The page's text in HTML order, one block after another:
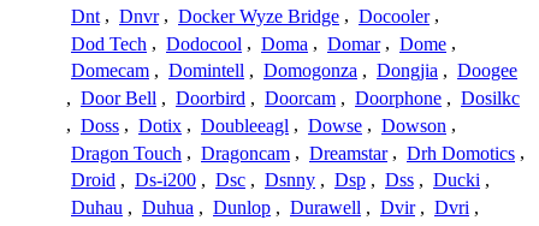
Dnt , Dnvr , Docker Wyze Bridge , Docooler ,
Dod Tech , Dodocool , Doma , Domar , Dome ,
Domecam , Domintell , Domogonza , Dongjia , Doogee
, Door Bell , Doorbird , Doorcam , Doorphone , Dosilkc
, Doss , Dotix , Doubleeagl , Dowse , Dowson ,
Dragon Touch , Dragoncam , Dreamstar , Drh Domotics ,
Droid , Ds-i200 , Dsc , Dsnny , Dsp , Dss , Ducki ,
Duhau , Duhua , Dunlop , Durawell , Dvir , Dvri ,